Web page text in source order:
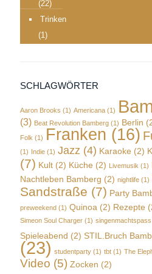
(22)
Trinken
(1)
SCHLAGWÖRTER
Aaron Brooks (1) Americana (1)
(3) Beat Revolution Bamberg (1) Berlin
Folk (1) Franken (16)
(1) Indie (1) Jazz (4) Karaoke (2)
(7) Kult (2) Küche (2) Livemusik (1)
Nachtleben Bamberg (2) nightlife (1)
Sandstraße (7) Party
preweekend (1) Quinoa (2) Rezepte
Simeon Soul Charger (1) singenmachtspass
Spieleabend (2) STIL.Bruch
(23) studentparty (1) tbt (1) The
Video (5) Zocken (2)